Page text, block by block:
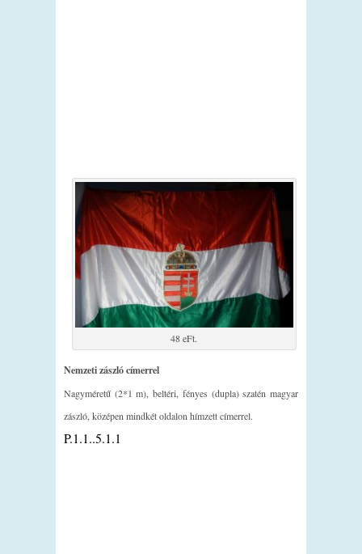
48 eFt.
Nemzeti zászló címerrel
Nagyméretű (2*1 m), beltéri, fényes (dupla) szatén magyar
zászló, középen mindkét oldalon hímzett címerrel.
P.1.1..5.1.1